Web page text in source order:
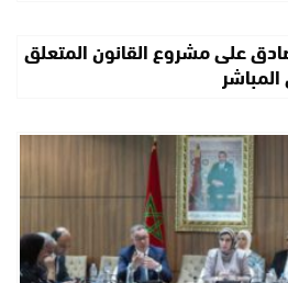
على مشروع القانون المتعلق